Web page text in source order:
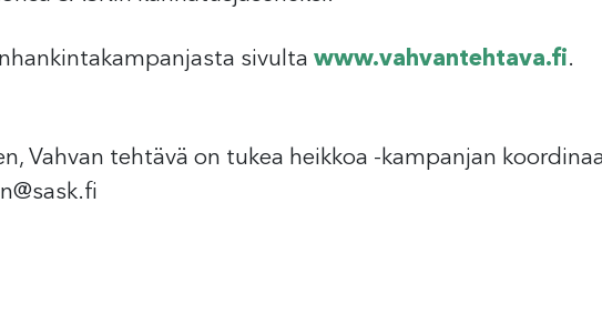
sivulta www.vahvantehtava.fi.
Vahvan tehtävä on tukea heikkoa -kampanjan